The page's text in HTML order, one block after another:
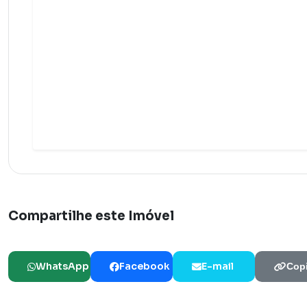
Compartilhe este Imóvel
WhatsApp Facebook E-mail